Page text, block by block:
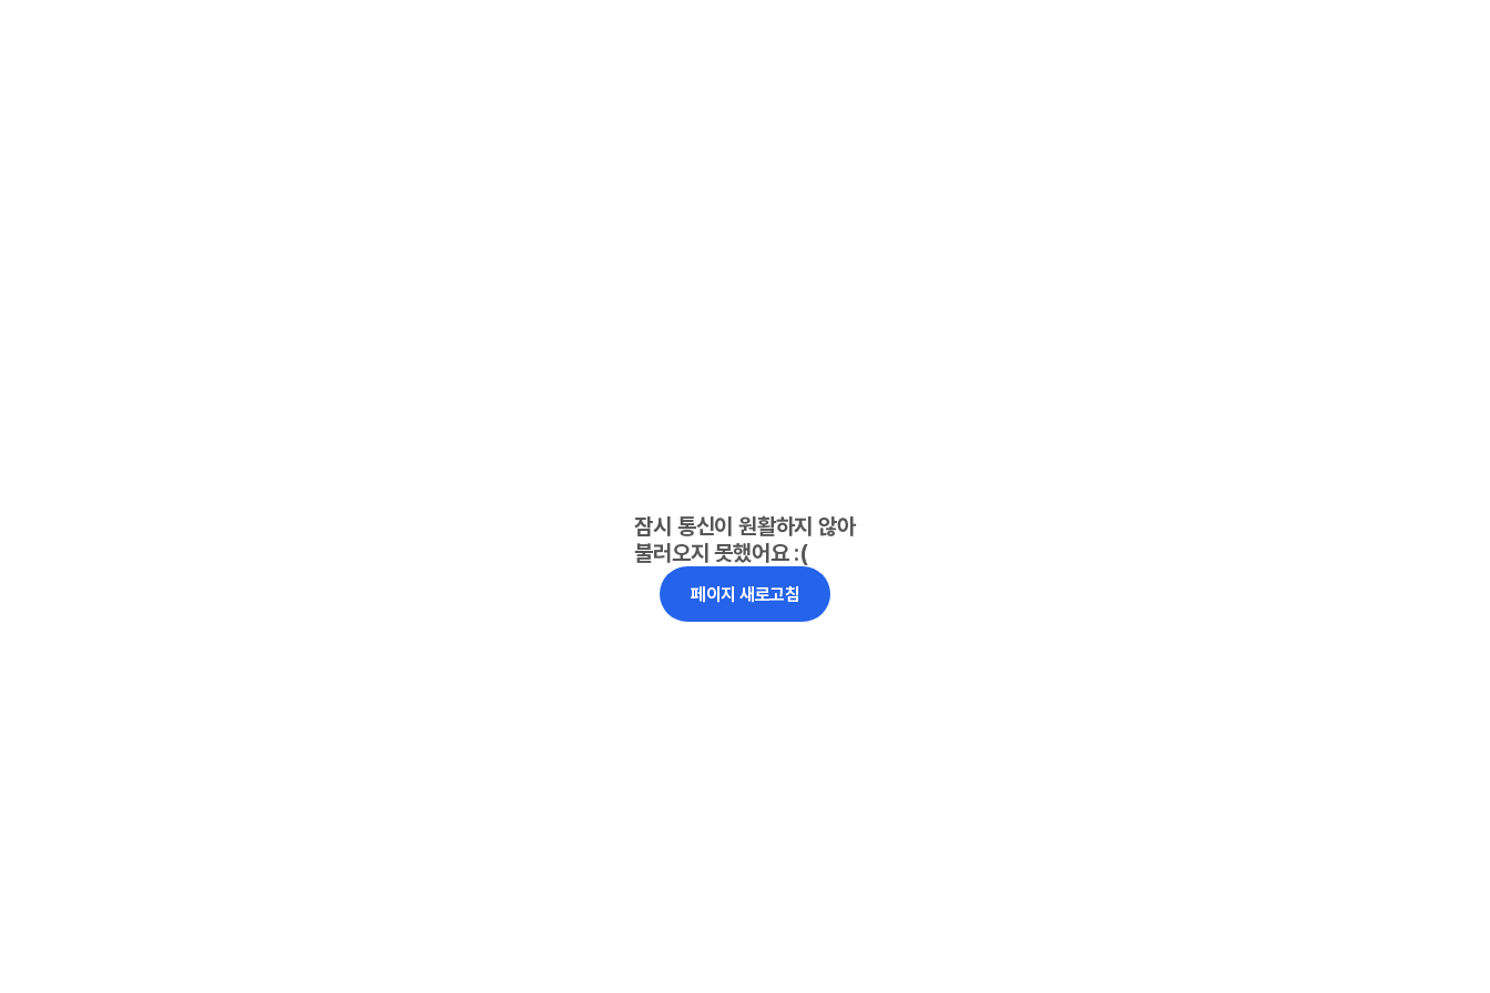
잠시 통신이 원활하지 않아
불러오지 못했어요 :(
페이지 새로고침